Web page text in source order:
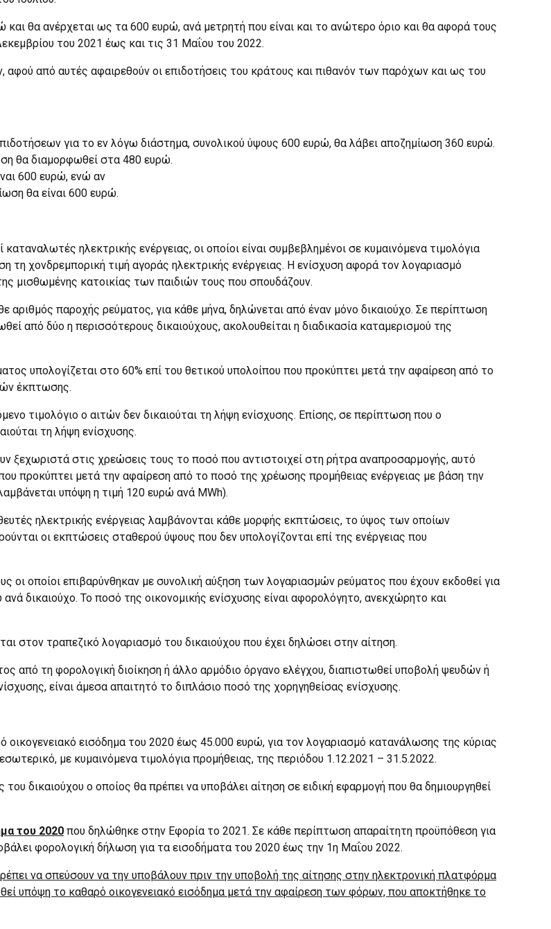
και θα ανέρχεται ως τα 600 ευρώ, ανά μετρητή που είναι και το ανώτερο όριο και θα αφορά τους
του 2021 έως και τις 31 Μαΐου του 2022.
από αυτές αφαιρεθούν οι επιδοτήσεις του κράτους και πιθανόν των παρόχων και ως του
για το εν λόγω διάστημα, συνολικού ύψους 600 ευρώ, θα λάβει αποζημίωση 360 ευρώ.
θα διαμορφωθεί στα 480 ευρώ.
600 ευρώ, ενώ αν
θα είναι 600 ευρώ.
καταναλωτές ηλεκτρικής ενέργειας, οι οποίοι είναι συμβεβλημένοι σε κυμαινόμενα τιμολόγια
τη χονδρεμπορική τιμή αγοράς ηλεκτρικής ενέργειας. Η ενίσχυση αφορά τον λογαριασμό
μισθωμένης κατοικίας των παιδιών τους που σπουδάζουν.
αριθμός παροχής ρεύματος, για κάθε μήνα, δηλώνεται από έναν μόνο δικαιούχο. Σε περίπτωση
από δύο η περισσότερους δικαιούχους, ακολουθείται η διαδικασία καταμερισμού της
υπολογίζεται στο 60% επί του θετικού υπολοίπου που προκύπτει μετά την αφαίρεση από το
έκπτωσης.
τιμολόγιο ο αιτών δεν δικαιούται τη λήψη ενίσχυσης. Επίσης, σε περίπτωση που ο
τη λήψη ενίσχυσης.
ξεχωριστά στις χρεώσεις τους το ποσό που αντιστοιχεί στη ρήτρα αναπροσαρμογής, αυτό
προκύπτει μετά την αφαίρεση από το ποσό της χρέωσης προμήθειας ενέργειας με βάση την
υπόψη η τιμή 120 ευρώ ανά MWh).
ηλεκτρικής ενέργειας λαμβάνονται κάθε μορφής εκπτώσεις, το ύψος των οποίων
οι εκπτώσεις σταθερού ύψους που δεν υπολογίζονται επί της ενέργειας που
οι οποίοι επιβαρύνθηκαν με συνολική αύξηση των λογαριασμών ρεύματος που έχουν εκδοθεί για
δικαιούχο. Το ποσό της οικονομικής ενίσχυσης είναι αφορολόγητο, ανεκχώρητο και
στον τραπεζικό λογαριασμό του δικαιούχου που έχει δηλώσει στην αίτηση.
από τη φορολογική διοίκηση ή άλλο αρμόδιο όργανο ελέγχου, διαπιστωθεί υποβολή ψευδών ή
είναι άμεσα απαιτητό το διπλάσιο ποσό της χορηγηθείσας ενίσχυσης.
εισόδημα του 2020 έως 45.000 ευρώ, για τον λογαριασμό κατανάλωσης της κύριας
με κυμαινόμενα τιμολόγια προμήθειας, της περιόδου 1.12.2021 – 31.5.2022.
δικαιούχου ο οποίος θα πρέπει να υποβάλει αίτηση σε ειδική εφαρμογή που θα δημιουργηθεί
του 2020 που δηλώθηκε στην Εφορία το 2021. Σε κάθε περίπτωση απαραίτητη προϋπόθεση για
φορολογική δήλωση για τα εισοδήματα του 2020 έως την 1η Μαΐου 2022.
να σπεύσουν να την υποβάλουν πριν την υποβολή της αίτησης στην ηλεκτρονική πλατφόρμα
υπόψη το καθαρό οικογενειακό εισόδημα μετά την αφαίρεση των φόρων, που αποκτήθηκε το